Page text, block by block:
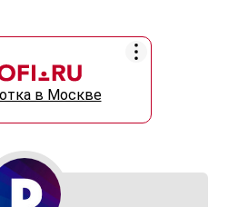
в Москве